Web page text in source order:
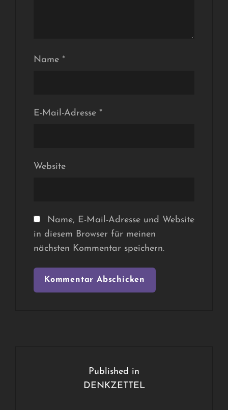
Name *
E-Mail-Adresse *
Website
Name, E-Mail-Adresse und Website
in diesem Browser für meinen
nächsten Kommentar speichern.
Published in
DENKZETTEL